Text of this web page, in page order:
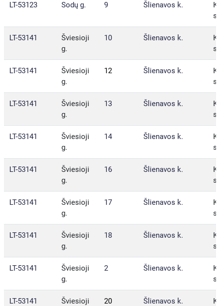
LT-53123 Sodų g. 9 Šlienavos k.
LT-53141
Šviesioji
g.
10 Šlienavos k.
LT-53141
Šviesioji
g.
12 Šlienavos k.
LT-53141
Šviesioji
g.
13 Šlienavos k.
LT-53141
Šviesioji
g.
14 Šlienavos k.
LT-53141
Šviesioji
g.
16 Šlienavos k.
LT-53141
Šviesioji
g.
17 Šlienavos k.
LT-53141
Šviesioji
g.
18 Šlienavos k.
LT-53141
Šviesioji
g.
2 Šlienavos k.
LT-53141
Šviesioji
20 Šlienavos k.